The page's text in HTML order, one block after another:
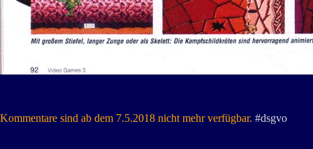
Kommentare sind ab dem 7.5.2018 nicht mehr verfügbar. #dsgvo